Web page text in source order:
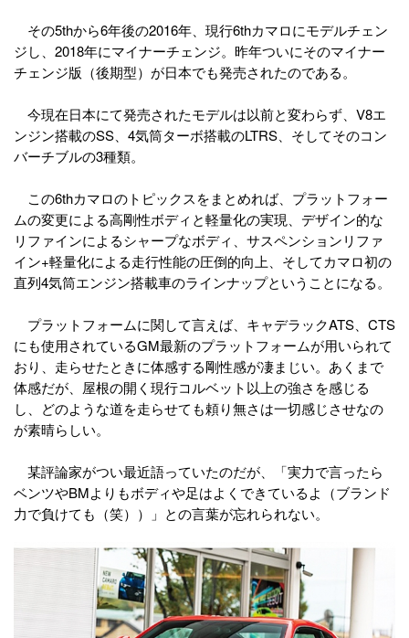
その5thから6年後の2016年、現行6thカマロにモデルチェン
ジし、2018年にマイナーチェンジ。昨年ついにそのマイナー
チェンジ版（後期型）が日本でも発売されたのである。
今現在日本にて発売されたモデルは以前と変わらず、V8エ
ンジン搭載のSS、4気筒ターボ搭載のLTRS、そしてそのコン
バーチブルの3種類。
この6thカマロのトピックスをまとめれば、プラットフォー
ムの変更による高剛性ボディと軽量化の実現、デザイン的な
リファインによるシャープなボディ、サスペンションリファ
イン+軽量化による走行性能の圧倒的向上、そしてカマロ初の
直列4気筒エンジン搭載車のラインナップということになる。
プラットフォームに関して言えば、キャデラックATS、CTS
にも使用されているGM最新のプラットフォームが用いられて
おり、走らせたときに体感する剛性感が凄まじい。あくまで
体感だが、屋根の開く現行コルベット以上の強さを感じる
し、どのような道を走らせても頼り無さは一切感じさせなの
が素晴らしい。
某評論家がつい最近語っていたのだが、「実力で言ったら
ベンツやBMよりもボディや足はよくできているよ（ブランド
力で負けても（笑））」との言葉が忘れられない。